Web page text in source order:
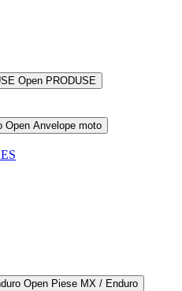
Open PRODUSE
Open Anvelope moto
Open Piese MX / Enduro